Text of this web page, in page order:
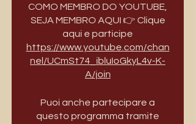
COMO MEMBRO DO YOUTUBE,
SEJA MEMBRO AQUI 👉 Clique
aqui e participe
https://www.youtube.com/chan
nel/UCmSt74_ibluIoGkyL4v-K-
A/join
Puoi anche partecipare a
questo programma tramite